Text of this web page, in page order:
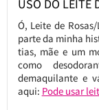
USO DO LEITE
Ó, Leite de
parte da minha
tias, mãe e um
como
demaquilante e
aqui: Pode usar